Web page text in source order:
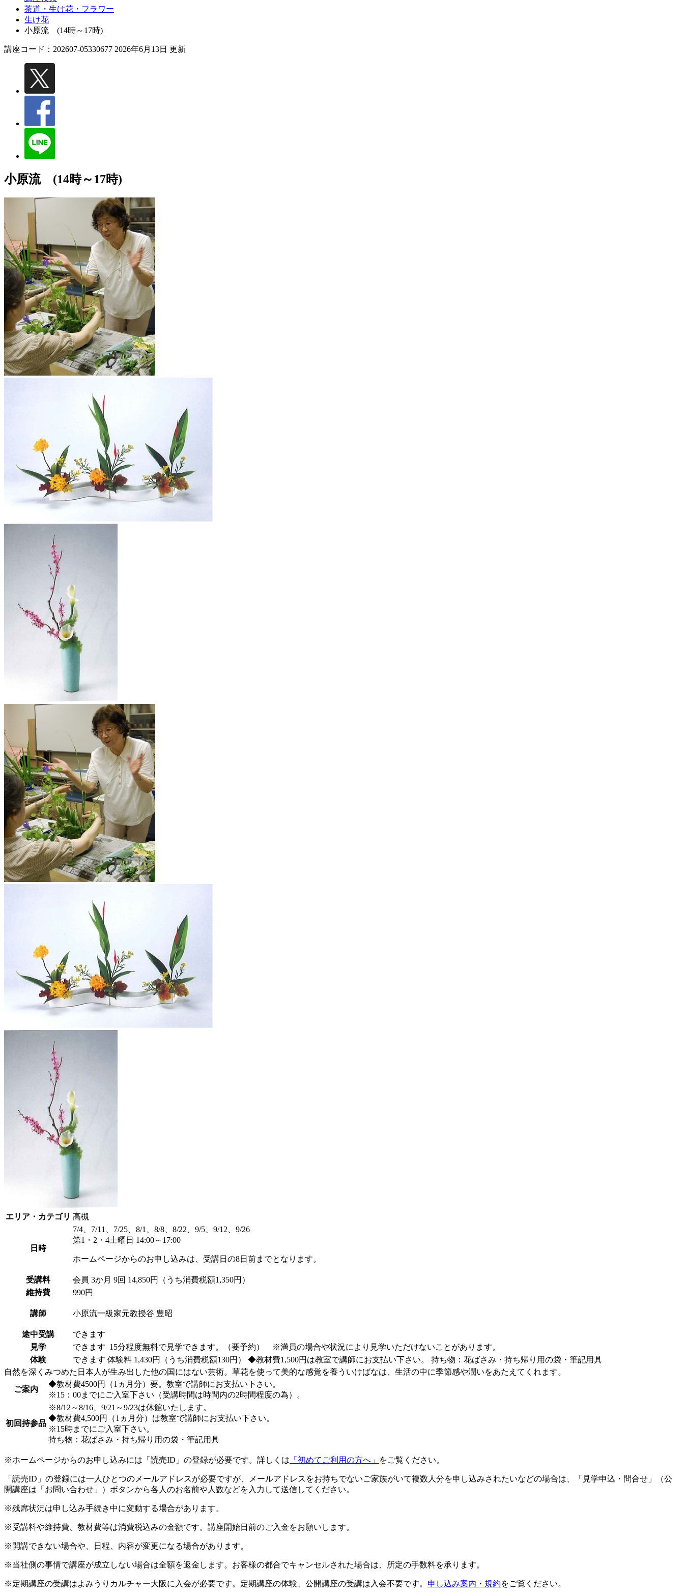
茶道・生け花・フラワー
生け花
小原流 (14時～17時)
講座コード：202607-05330677 2026年6月13日 更新
小原流 (14時～17時)
エリア・カテゴリ 高槻
日時
7/4、7/11、7/25、8/1、8/8、8/22、9/5、9/12、9/26
第1・2・4土曜日 14:00～17:00
ホームページからのお申し込みは、受講日の8日前までとなります。
受講料 会員 3か月 9回 14,850円（うち消費税額1,350円）
維持費
990円
講師 小原流一級家元教授谷 豊昭
途中受講
できます
見学
できます 15分程度無料で見学できます。（要予約） ※満員の場合や状況により見学いただけないことがあります。
体験
できます 体験料 1,430円（うち消費税額130円） ◆教材費1,500円は教室で講師にお支払い下さい。 持ち物：花ばさみ・持ち帰り用の袋・筆記用具
自然を深くみつめた日本人が生み出した他の国にはない芸術。草花を使って美的な感覚を養ういけばなは、生活の中に季節感や潤いをあたえてくれます。
ご案内
◆教材費4500円（1ヵ月分）要。教室で講師にお支払い下さい。
※15：00までにご入室下さい（受講時間は時間内の2時間程度の為）。
初回持参品
※8/12～8/16、9/21～9/23は休館いたします。
◆教材費4,500円（1ヵ月分）は教室で講師にお支払い下さい。
※15時までにご入室下さい。
持ち物：花ばさみ・持ち帰り用の袋・筆記用具
※ホームページからのお申し込みには「読売ID」の登録が必要です。詳しくは 「初めてご利用の方へ」 をご覧ください。
「読売ID」の登録には一人ひとつのメールアドレスが必要ですが、メールアドレスをお持ちでないご家族がいて複数人分を申し込みされたいなどの場合は、「見学申込・問合せ」（公
開講座は「お問い合わせ」）ボタンから各人のお名前や人数などを入力して送信してください。
※残席状況は申し込み手続き中に変動する場合があります。
※受講料や維持費、教材費等は消費税込みの金額です。講座開始日前のご入金をお願いします。
※開講できない場合や、日程、内容が変更になる場合があります。
※当社側の事情で講座が成立しない場合は全額を返金します。お客様の都合でキャンセルされた場合は、所定の手数料を承ります。
※定期講座の受講はよみうりカルチャー大阪に入会が必要です。定期講座の体験、公開講座の受講は入会不要です。 申し込み案内・規約をご覧ください。